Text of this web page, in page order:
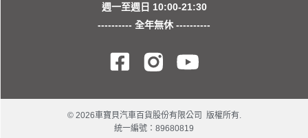
週一至週日 10:00-21:30
---------- 全年無休 ----------
© 2026車寶貝汽車百貨股份有限公司 版權所有.
統一編號：89680819